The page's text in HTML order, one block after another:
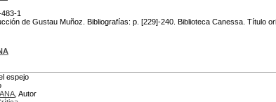
1
de Gustau Muñoz. Bibliografías: p. [229]-240. Biblioteca Canessa. Título
espejo
, Autor